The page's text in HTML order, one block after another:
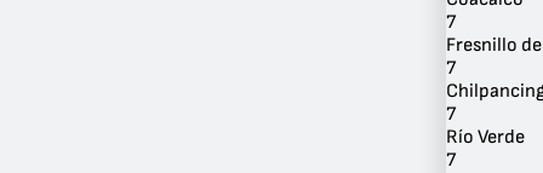
7
Fresnillo
7
7
Río Verde
7